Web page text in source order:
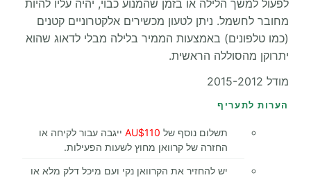
לפעול למשך הלילה או בזמן שהמנוע כבוי, יהיה עליו להיות
מחובר לחשמל. ניתן לטעון מכשירים אלקטרוניים קטנים
(כמו טלפונים) באמצעות הממיר בלילה מבלי לדאוג שהוא
יתרוקן מהסוללה הראשית.
מודל 2015-2012
הערות לתעריף
תשלום נוסף של AU$110 ייגבה עבור לקיחה או
החזרה של קרוואן מחוץ לשעות הפעילות.
יש להחזיר את הקרוואן נקי ועם מיכל דלק מלא או